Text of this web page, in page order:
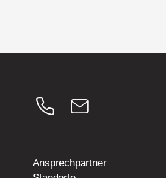
Ansprechpartner